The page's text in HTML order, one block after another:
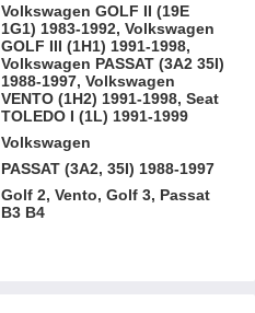
Volkswagen GOLF II (19E
1G1) 1983-1992, Volkswagen
GOLF III (1H1) 1991-1998,
Volkswagen PASSAT (3A2 35I)
1988-1997, Volkswagen
VENTO (1H2) 1991-1998, Seat
TOLEDO I (1L) 1991-1999
Volkswagen
PASSAT (3A2, 35I) 1988-1997
Golf 2, Vento, Golf 3, Passat
B3 B4